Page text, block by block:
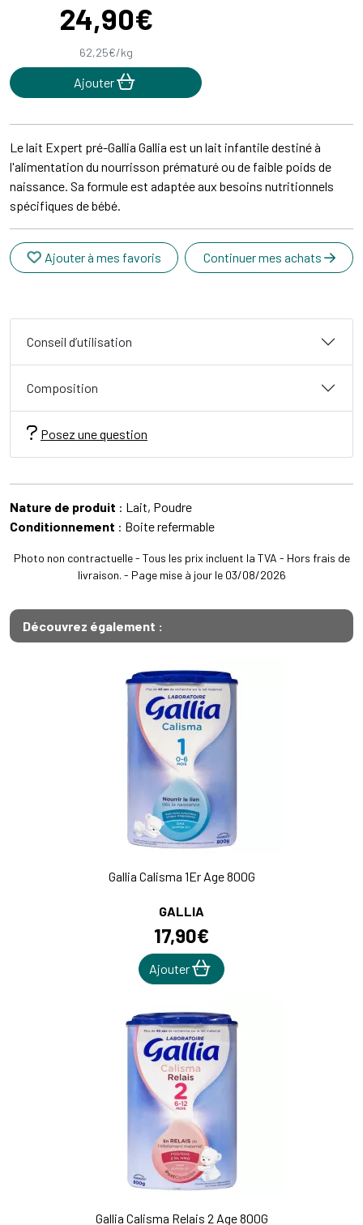
24,90€
62,25€/kg
Ajouter
Le lait Expert pré-Gallia Gallia est un lait infantile destiné à
l'alimentation du nourrisson prématuré ou de faible poids de
naissance. Sa formule est adaptée aux besoins nutritionnels
spécifiques de bébé.
Ajouter à mes favoris Continuer mes achats
Conseil d’utilisation
Composition
Posez une question
Nature de produit : Lait, Poudre
Conditionnement : Boite refermable
Photo non contractuelle - Tous les prix incluent la TVA - Hors frais de
livraison. - Page mise à jour le 03/08/2026
Découvrez également :
Gallia Calisma 1Er Age 800G
GALLIA
17,90€
Ajouter
Gallia Calisma Relais 2 Age 800G